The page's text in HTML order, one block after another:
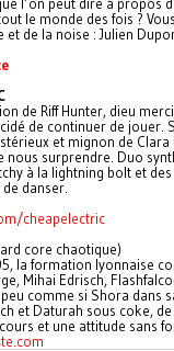
le monde des fois ?
et de la noise : Julien
de Riff Hunter, dieu
de continuer de jouer.
et mignon de Clara
nous surprendre. Duo
à la lightning bolt et
danser.
cheapelectric
core chaotique)
la formation lyonnaise
Mihai Edrisch,
comme si Shora dans
et Daturah sous coke,
et une attitude sans